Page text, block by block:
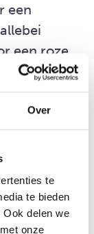
Over
te
te bieden
delen we
onze
een
een roze
Emma.
plekje,
ook 2
werden
scheiding
Het